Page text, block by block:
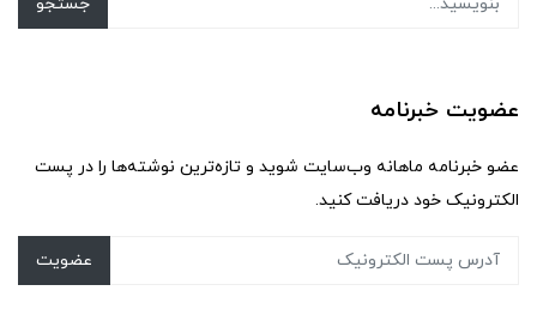
عضویت خبرنامه
عضو خبرنامه ماهانه وب‌سایت شوید و تازه‌ترین نوشته‌ها را در پست
الکترونیک خود دریافت کنید.
عضویت